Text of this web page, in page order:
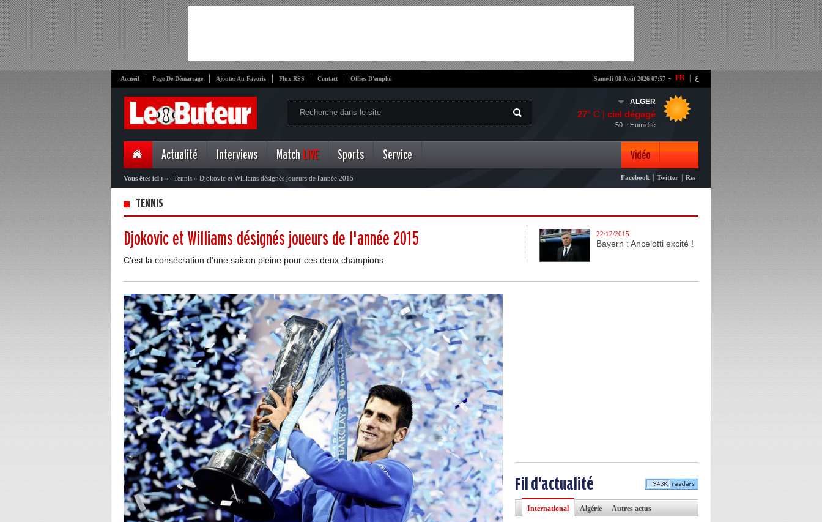
- FR ع Accueil Page De Démarrage Ajouter Au Favoris Flux RSS Contact Offres D'emploi Samedi 08 Août 2026 07:57
ALGER
27° C | ciel dégagé
: Humidité
50
Actualité Interviews Match LIVE Sports Service Vidéo
Photo
Vous êtes ici : » Tennis » Djokovic et Williams désignés joueurs de l'année 2015 Facebook Twitter Rss
TENNIS
Djokovic et Williams désignés joueurs de l'année 2015
C'est la consécration d'une saison pleine pour ces deux champions
22/12/2015
Bayern : Ancelotti excité !
Fil d'actualité
International Algérie Autres actus